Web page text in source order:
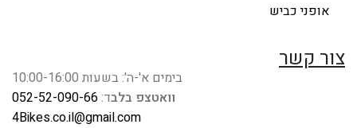
אופני כביש
צור קשר
בימים א'-ה': בשעות 10:00-16:00
וואטצפ בלבד:052-52-090-66
4Bikes.co.il@gmail.com